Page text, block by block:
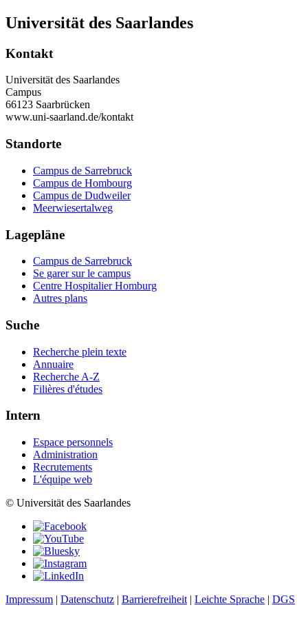
Universität des Saarlandes
Kontakt
Universität des Saarlandes
Campus
66123 Saarbrücken
www.uni-saarland.de/kontakt
Standorte
Campus de Sarrebruck
Campus de Hombourg
Campus de Dudweiler
Meerwiesertalweg
Lagepläne
Campus de Sarrebruck
Se garer sur le campus
Centre Hospitalier Homburg
Autres plans
Suche
Recherche plein texte
Annuaire
Recherche A-Z
Filières d'études
Intern
Espace personnels
Administration
Recrutements
L'équipe web
© Universität des Saarlandes
Impressum | Datenschutz | Barrierefreiheit | Leichte Sprache | DGS